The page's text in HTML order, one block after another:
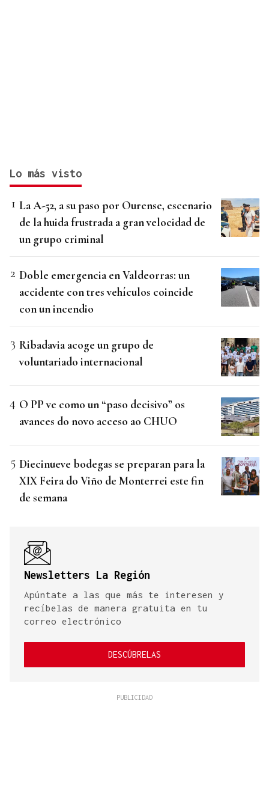
Lo más visto
La A-52, a su paso por Ourense, escenario
de la huida frustrada a gran velocidad de
un grupo criminal
Doble emergencia en Valdeorras: un
accidente con tres vehículos coincide
con un incendio
Ribadavia acoge un grupo de
voluntariado internacional
O PP ve como un “paso decisivo” os
avances do novo acceso ao CHUO
Diecinueve bodegas se preparan para la
XIX Feira do Viño de Monterrei este fin
de semana
Newsletters La Región
Apúntate a las que más te interesen y
recíbelas de manera gratuita en tu
correo electrónico
DESCÚBRELAS